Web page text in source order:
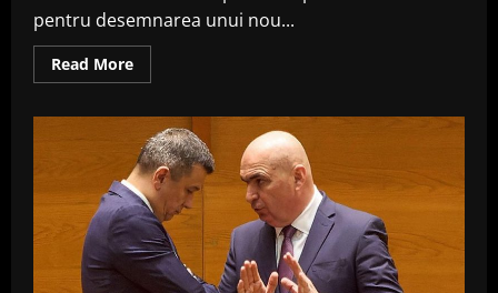
pentru desemnarea unui nou...
Read MoreRead
more
începe
consultările
oficiale
pentru
noul
Guvern.
Toate
partidele
parlamentare,
chemate